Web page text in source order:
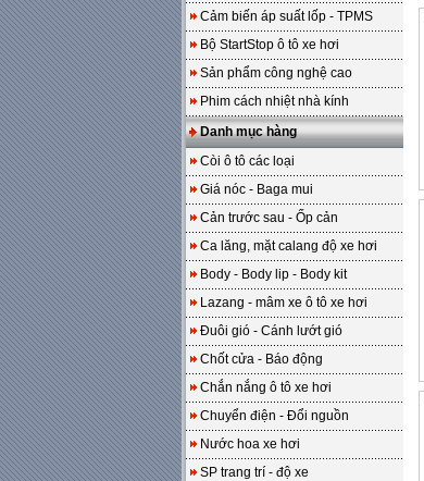
Cảm biến áp suất lốp - TPMS
Bộ StartStop ô tô xe hơi
Sản phẩm công nghệ cao
Phim cách nhiệt nhà kính
Danh mục hàng
Còi ô tô các loại
Giá nóc - Baga mui
Cản trước sau - Ốp cản
Ca lăng, mặt calang độ xe hơi
Body - Body lip - Body kit
Lazang - mâm xe ô tô xe hơi
Đuôi gió - Cánh lướt gió
Chốt cửa - Báo động
Chắn nắng ô tô xe hơi
Chuyển điện - Đổi nguồn
Nước hoa xe hơi
SP trang trí - độ xe